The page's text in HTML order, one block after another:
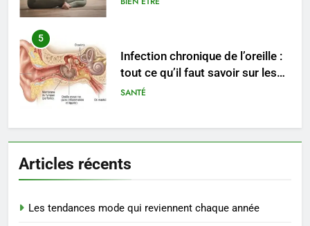
5
Infection chronique de l’oreille :
tout ce qu’il faut savoir sur les
saignements
SANTÉ
6
peau éclatante grâce à The
Ordinary
SANTÉ
Articles récents
Les tendances mode qui reviennent chaque année